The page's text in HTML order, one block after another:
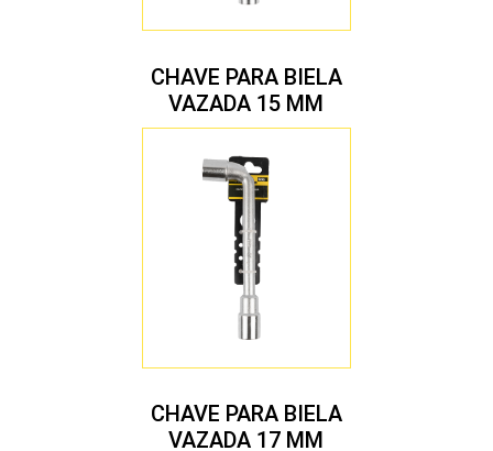
CHAVE PARA BIELA
VAZADA 15 MM
CHAVE PARA BIELA
VAZADA 17 MM